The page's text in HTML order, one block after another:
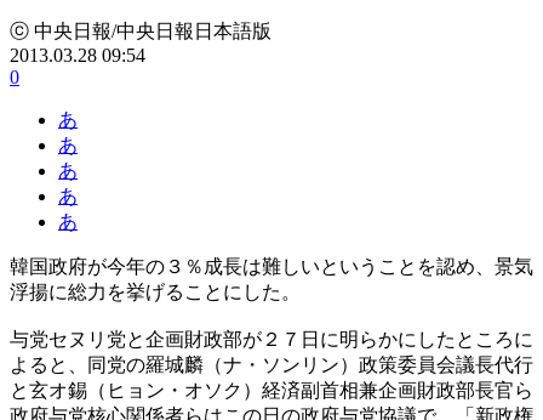
ⓒ 中央日報/中央日報日本語版
2013.03.28 09:54
0
あ
あ
あ
あ
あ
韓国政府が今年の３％成長は難しいということを認め、景気
浮揚に総力を挙げることにした。
与党セヌリ党と企画財政部が２７日に明らかにしたところに
よると、同党の羅城麟（ナ・ソンリン）政策委員会議長代行
と玄オ錫（ヒョン・オソク）経済副首相兼企画財政部長官ら
政府与党核心関係者らはこの日の政府与党協議で、「新政権